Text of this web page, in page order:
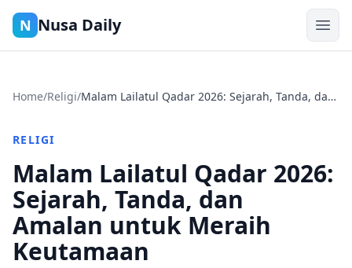
N Nusa Daily
Home/Religi/Malam Lailatul Qadar 2026: Sejarah, Tanda, dan
RELIGI
Malam Lailatul Qadar 2026:
Sejarah, Tanda, dan
Amalan untuk Meraih
Keutamaan